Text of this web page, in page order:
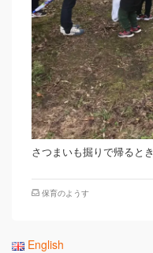
さつまいも掘りで帰るとき
保育のようす
English